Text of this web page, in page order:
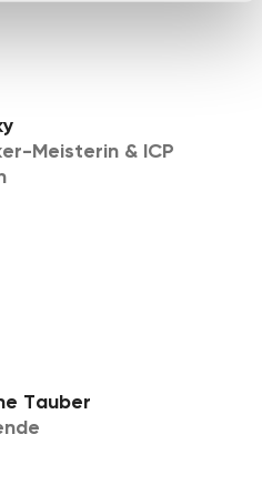
Meisterin & ICP
Tauber